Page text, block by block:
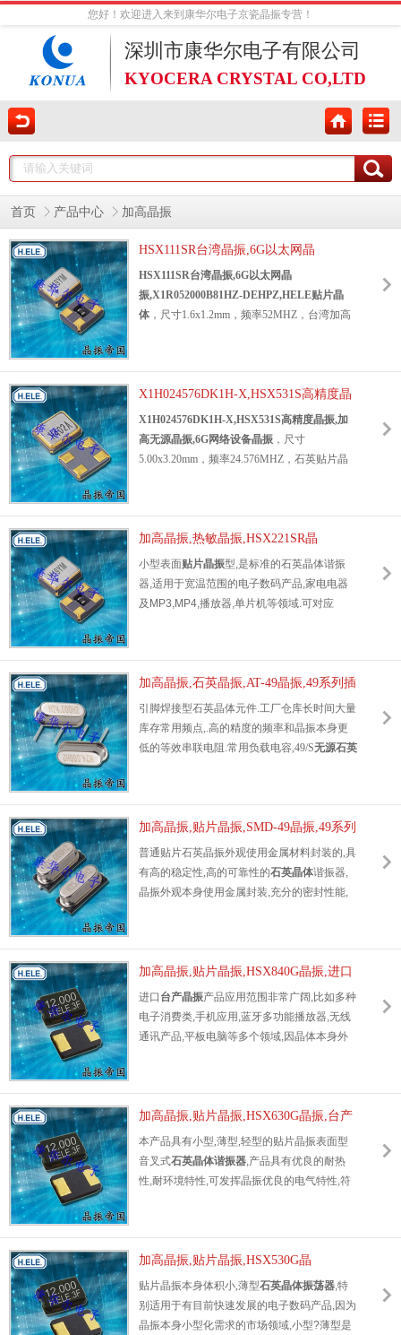
您好！欢迎进入来到康华尔电子京瓷晶振专营！
深圳市康华尔电子有限公司
KYOCERA CRYSTAL CO,LTD
首页 产品中心 加高晶振
HSX111SR台湾晶振,6G以太网晶
振,X1R052000B81HZ-DEHPZ,HELE贴
片晶体
HSX111SR台湾晶振,6G以太网晶
振,X1R052000B81HZ-DEHPZ,HELE贴片晶
体 ，尺寸1.6x1.2mm，频率52MHZ，台湾加高
振，轻薄型晶体，绿色环保晶振，SMD晶体谐
振器，SMD晶振，金属面贴片晶振，蓝牙模块
晶振，无线设备晶振，小型设备专用晶振，6G
以太网专用晶振，数字视频专用晶振，便携式
设备晶振，网络设备晶振，消费电子专用晶
石英晶体产品很适合用于蓝牙模块，无线设
备，小型设备，6G以太网，数字视频，便携式
HSX111SR台湾晶
振,6G以太网晶
X1H024576DK1H-X,HSX531S高精度晶
振,加高无源晶振,6G网络设备晶振
X1H024576DK1H-X,HSX531S高精度晶振,加
高无源晶振,6G网络设备晶振 ，尺寸
5.00x3.20mm，频率24.576MHZ，石英贴片晶
晶振，石英无源晶振，高精度贴片晶振，高性
能石英晶振，低损耗无源晶体，低功耗石英晶
振，无线应用晶振，智能音响专用晶振，测试
测量晶振，小型设备晶振，网络设备专用晶
振，便携式设备晶振，智能手机晶振，蓝牙耳
常用领域包含：无线应用，智能音响，测试测
手机等领域. X1H024576DK1H-
X,HSX531S高精度晶振,加高
无源晶振,6G网络设备晶振.
加高晶振,热敏晶振,HSX221SR晶
振,X2RO26000BZ1HZ-DEHPZ晶振
小型表面贴片晶振型,是标准的石英晶体谐振
器,适用于宽温范围的电子数码产品,家电电器
及MP3,MP4,播放器,单片机等领域.可对应
无铅焊接的回流温度曲线要求.
加高晶振,石英晶振,AT-49晶振,49系列插
件石英晶振
引脚焊接型石英晶体元件.工厂仓库长时间大量
库存常用频点,.高的精度的频率和晶振本身更
低的等效串联电阻.常用负载电容,49/S无源石英
机家用常规电器数码产品等的佳选择.符合
RoHS/无铅.
加高晶振,贴片晶振,SMD-49晶振,49系列
贴片石英晶振
普通贴片石英晶振外观使用金属材料封装的,具
有高的稳定性,高的可靠性的石英晶体谐振器,
晶振外观本身使用金属封装,充分的密封性能,
势.
加高晶振,贴片晶振,HSX840G晶振,进口
SMD陶瓷面石英晶振
进口 台产晶振产品应用范围非常广阔,比如多种
电子消费类,手机应用,蓝牙多功能播放器,无线
通讯产品,平板电脑等多个领域,因晶体本身外
积小,薄型等多种优势,得到市场认可.
加高晶振,贴片晶振,HSX630G晶振,台产
陶瓷面两脚晶振
本产品具有小型,薄型,轻型的贴片晶振表面型
音叉式石英晶体谐振器,产品具有优良的耐热
性,耐环境特性,可发挥晶振优良的电气特性,符
发挥比陶瓷谐振器外壳更好的耐冲击性.
加高晶振,贴片晶振,HSX530G晶
振,XSHO25000FC1H-H晶振
贴片晶振本身体积小,薄型石英晶体振荡器,特
别适用于有目前快速发展的电子数码产品,因为
晶振本身小型化需求的市场领域,小型?薄型是